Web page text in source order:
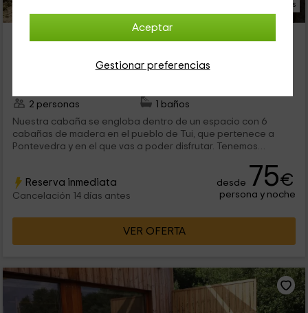
Aceptar
Gestionar preferencias
19 Fotos
Aloia Nature- Fervenza Suite
2 opiniones
Reservado 6 veces
2 personas
1 baños
Nuestra cabaña se engloba dentro de un espacio con 6
cabañas de madera en el pueblo de Tui, que pertenece a
Pontevedra y en el que vas a poder disfrutar. Tenemos
Reserva inmediata
Cancelación 14 días antes
desde 75€
persona y noche
VER OFERTA